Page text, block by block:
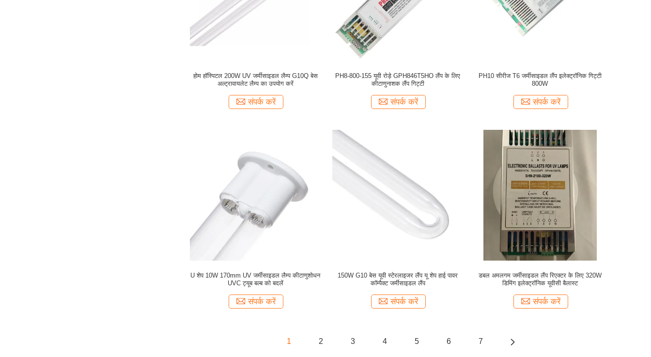
होम हॉस्पिटल 200W UV जर्मीसाइडल लैम्प G10Q बेस
अल्ट्रावायलेट लैम्प का उपयोग करें
संपर्क करें
PH8-800-155 यूवी रोड़े GPH846T5HO लैंप के लिए
कीटाणुनाशक लैंप गिट्टी
संपर्क करें
PH10 सीरीज T6 जर्मीसाइडल लैंप इलेक्ट्रॉनिक गिट्टी
800W
संपर्क करें
U शेप 10W 170mm UV जर्मीसाइडल लैम्प कीटाणुशोधन
UVC ट्यूब बल्ब को बदलें
संपर्क करें
150W G10 बेस यूवी स्टेरलाइजर लैंप यू शेप हाई पावर
कॉम्पैक्ट जर्मीसाइडल लैंप
संपर्क करें
डबल अमलगम जर्मीसाइडल लैंप रिएक्टर के लिए 320W
डिमिंग इलेक्ट्रॉनिक यूवीसी बैलास्ट
संपर्क करें
1 2 3 4 5 6 7